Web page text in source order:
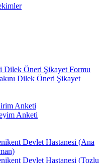
Dilek Öneri Şikayet Formu
Dilek Öneri Şikayet
Anketi
Anketi
Devlet Hastanesi (Ana
Devlet Hastanesi (Tozlu